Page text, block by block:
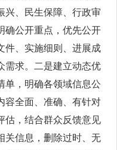
兴、民生保障、行政审
确公开重点，优先公开
件、实施细则、进展成
需求。二是建立动态优
单，明确各领域信息公
容全面、准确、有针对
估，结合群众反馈意见
关信息，删除过时、无